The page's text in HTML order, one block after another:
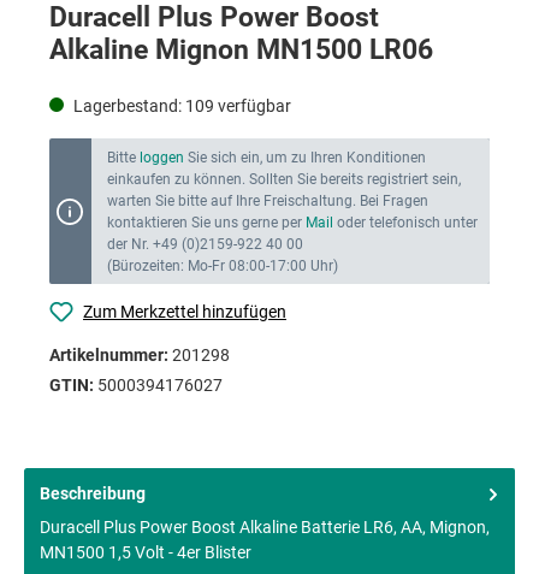
Duracell Plus Power Boost
Alkaline Mignon MN1500 LR06
Lagerbestand: 109 verfügbar
Bitte loggen Sie sich ein, um zu Ihren Konditionen
einkaufen zu können. Sollten Sie bereits registriert sein,
warten Sie bitte auf Ihre Freischaltung. Bei Fragen
kontaktieren Sie uns gerne per Mail oder telefonisch unter
der Nr. +49 (0)2159-922 40 00
(Bürozeiten: Mo-Fr 08:00-17:00 Uhr)
Zum Merkzettel hinzufügen
Artikelnummer: 201298
GTIN: 5000394176027
Beschreibung
Duracell Plus Power Boost Alkaline Batterie LR6, AA, Mignon,
MN1500 1,5 Volt - 4er Blister